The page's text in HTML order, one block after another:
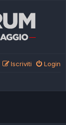
Login
Iscriviti